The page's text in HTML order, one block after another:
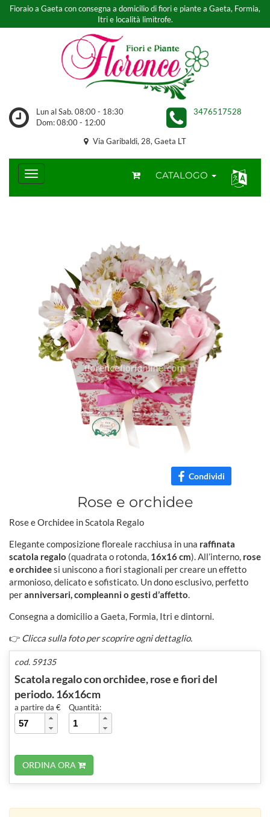
Fioraio a Gaeta con consegna a domicilio di fiori e piante a Gaeta, Formia,
Itri e località limitrofe.
Lun al Sab. 08:00 - 18:30
Dom: 08:00 - 12:00
3476517528
Via Garibaldi, 28, Gaeta LT
CATALOGO
Condividi
Rose e orchidee
Rose e Orchidee in Scatola Regalo
Elegante composizione floreale racchiusa in una raffinata
scatola regalo (quadrata o rotonda, 16x16 cm). All’interno, rose
e orchideesi uniscono a fiori stagionali per creare un effetto
armonioso, delicato e sofisticato. Un dono esclusivo, perfetto
peranniversari, compleanni o gesti d’affetto
Consegna a domicilio a Gaeta, Formia, Itri e dintorni.
👉 Clicca sulla foto per scoprire ogni dettaglio.
cod. 59135
Scatola regalo con orchidee, rose e fiori del
periodo. 16x16cm
a partire da € Quantità:
ORDINA ORA